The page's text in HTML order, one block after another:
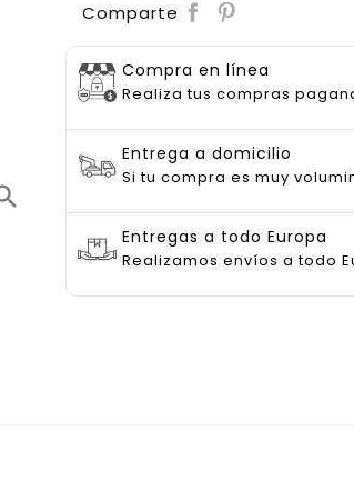
Comparte
Compra en línea
Realiza tus compras
Entrega a domicilio
Si tu compra es muy
Entregas a todo Europa
Realizamos envíos a todo